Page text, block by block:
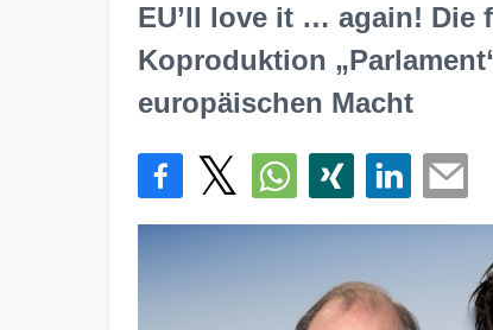
EU’ll love it … again! Die
Koproduktion
europäischen Macht